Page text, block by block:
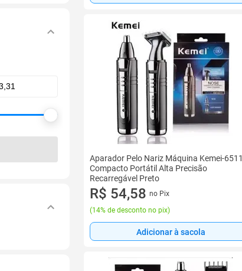
Aparador Pelo Nariz Máquina Kemei-6511
Compacto Portátil Alta Precisão
Recarregável Preto
R$ 54,58 no Pix
(14% de desconto no pix)
Adicionar à sacola